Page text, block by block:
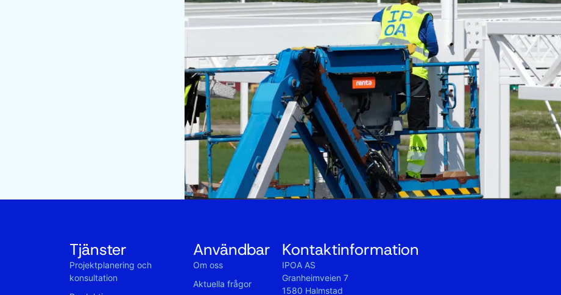
Tjänster
Projektplanering och
konsultation
Användbar
Om oss
Aktuella frågor
Kontaktinformation
IPOA AS
Granheimveien 7
1580 Halmstad